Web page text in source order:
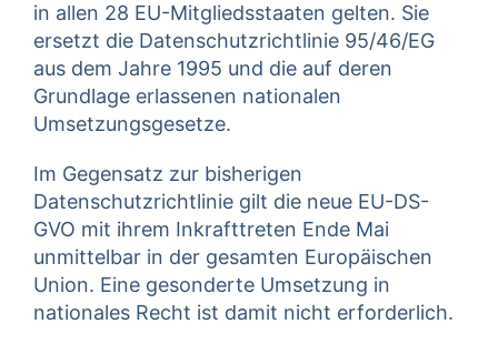
in allen 28 EU-Mitgliedsstaaten gelten. Sie
ersetzt die Datenschutzrichtlinie 95/46/EG
aus dem Jahre 1995 und die auf deren
Grundlage erlassenen nationalen
Umsetzungsgesetze.
Im Gegensatz zur bisherigen
Datenschutzrichtlinie gilt die neue EU-DS-
GVO mit ihrem Inkrafttreten Ende Mai
unmittelbar in der gesamten Europäischen
Union. Eine gesonderte Umsetzung in
nationales Recht ist damit nicht erforderlich.